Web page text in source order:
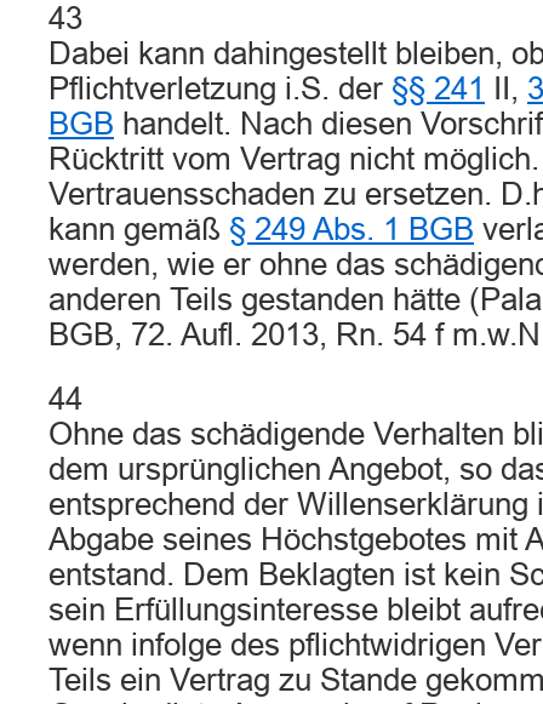
43
Dabei kann dahingestellt bleiben,
Pflichtverletzung i.S. der §§ 241 II,
BGB handelt. Nach diesen
Rücktritt vom Vertrag nicht
Vertrauensschaden zu ersetzen.
kann gemäß § 249 Abs. 1 BGB
werden, wie er ohne das
anderen Teils gestanden hätte
BGB, 72. Aufl. 2013, Rn. 54 f
44
Ohne das schädigende Verhalten
dem ursprünglichen Angebot, so
entsprechend der Willenserklärung
Abgabe seines Höchstgebotes mit
entstand. Dem Beklagten ist kein
sein Erfüllungsinteresse bleibt
wenn infolge des pflichtwidrigen
Teils ein Vertrag zu Stande